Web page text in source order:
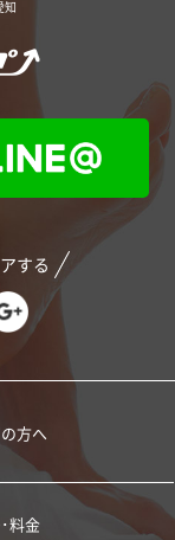
知
する
方へ
料金